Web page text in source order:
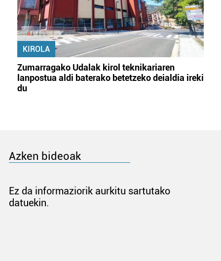
KIROLA
Zumarragako Udalak kirol teknikariaren
lanpostua aldi baterako betetzeko deialdia ireki
du
Azken bideoak
Ez da informaziorik aurkitu sartutako
datuekin.